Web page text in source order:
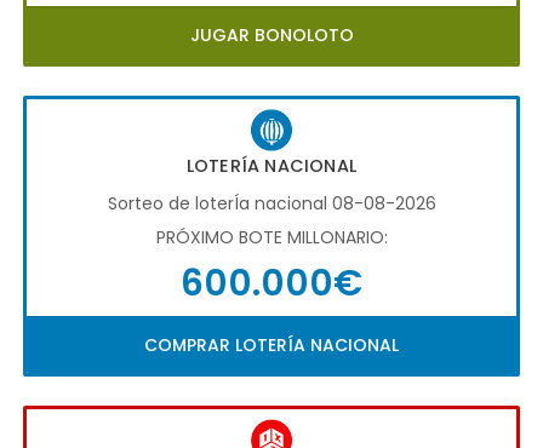
JUGAR BONOLOTO
LOTERÍA NACIONAL
Sorteo de loterÍa nacional 08-08-2026
PRÓXIMO BOTE MILLONARIO:
600.000€
COMPRAR LOTERÍA NACIONAL